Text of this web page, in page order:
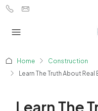
Home
Construction
Learn The Truth About
Learn The